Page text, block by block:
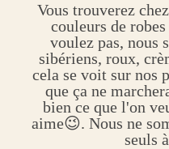
Vous trouverez
couleurs de
voulez pas, nous
sibériens, roux,
cela se voit sur nos
que ça ne
bien ce que l'on
aime😉. Nous ne
seuls